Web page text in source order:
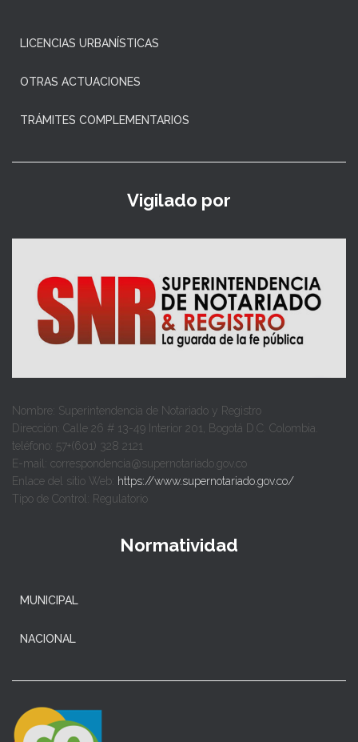
LICENCIAS URBANÍSTICAS
OTRAS ACTUACIONES
TRÁMITES COMPLEMENTARIOS
Vigilado por
Nombre: Superintendencia de Notariado y Registro
Dirección: Calle 26 # 13-49 Interior 201, Bogotá D.C. Colombia.
teléfono: 57+(601) 328 2121
E-mail: correspondencia@supernotariado.gov.co
Enlace del sitio Web: https://www.supernotariado.gov.co/
Tipo de Control: Regulatorio
Normatividad
MUNICIPAL
NACIONAL